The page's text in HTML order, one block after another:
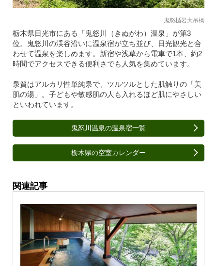
鬼怒楯岩大吊橋
栃木県日光市にある「鬼怒川（きぬがわ）温泉」が第3
位。鬼怒川の渓谷沿いに温泉宿が立ち並び、日光観光と合
わせて温泉を楽しめます。新宿や浅草から電車で1本、約2
時間でアクセスできる便利さでも人気を集めています。
泉質はアルカリ性単純泉で、ツルツルとした肌触りの「美
肌の湯」。子どもや敏感肌の人も入れるほど肌にやさしい
といわれています。
鬼怒川温泉の温泉宿一覧
栃木県の空室カレンダー
関連記事